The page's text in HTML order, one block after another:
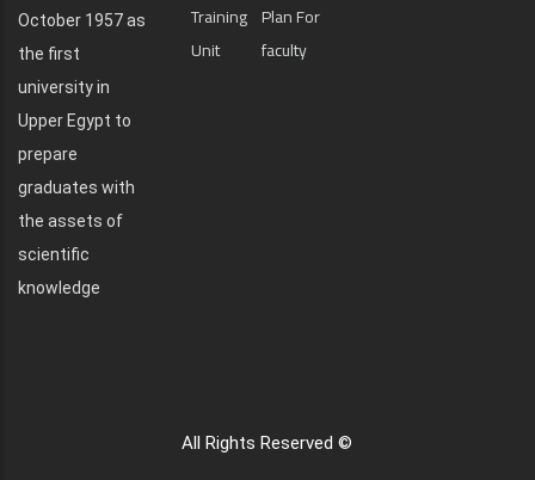
October 1957 as
the first
university in
Upper Egypt to
prepare
graduates with
the assets of
scientific
knowledge
Training
Unit
Plan For
faculty
All Rights Reserved ©